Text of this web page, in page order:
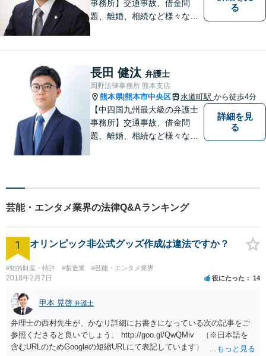
事務所】交通事故、借金問
題、離婚、相続など様々な問
い！
る
長田 健汰 弁護士
岡野法律事務所 熊本支店
熊本県|熊本市中央区 水道町駅 から徒歩4分
【中四国九州最大級の弁護士
事務所】交通事故、借金問
題、離婚、相続など様々な問
い！
詳細を見
る
芸能・エンタメ業界の法律Q&Aランキング
1 オリンピック非公式グッズ作成は違法ですか？
#知的財産・特許 #製造業 #芸能・エンタメ業界
2018年2月7日 役にたった 14
甲本 晃啓 弁護士
弁理士の西村先生が、かなり詳細にお書きになっている次の記事をご
参照くださると良いでしょう。 http://goo.gl/QwQMiv （※日本語を
含むURLのためGoogleの短縮URLにて表記しています） 私も同先生と